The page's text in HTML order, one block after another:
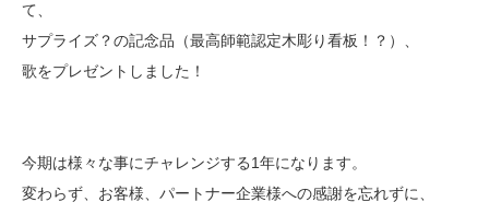
て、
サプライズ？の記念品（最高師範認定木彫り看板！？）、
歌をプレゼントしました！
今期は様々な事にチャレンジする1年になります。
変わらず、お客様、パートナー企業様への感謝を忘れずに、